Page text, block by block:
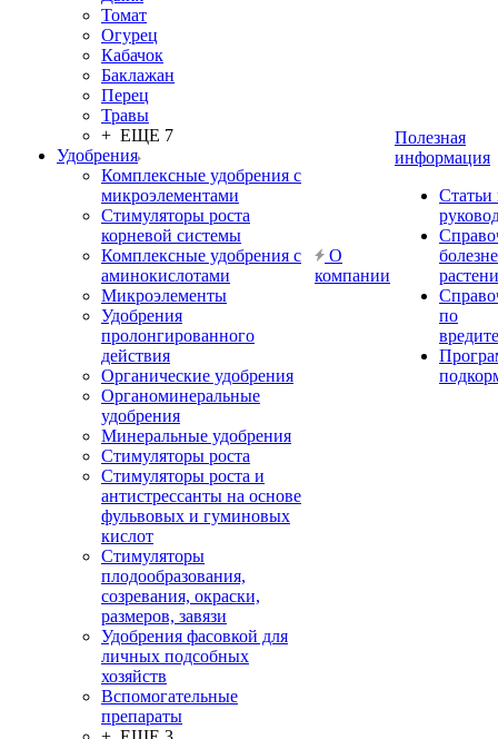
Томат
Огурец
Кабачок
Баклажан
Перец
Травы
+ ЕЩЕ 7
Удобрения
Комплексные удобрения с
микроэлементами
Стимуляторы роста
корневой системы
Комплексные удобрения с
аминокислотами
Микроэлементы
Удобрения
пролонгированного
действия
Органические удобрения
Органоминеральные
удобрения
Минеральные удобрения
Стимуляторы роста
Стимуляторы роста и
антистрессанты на основе
фульвовых и гуминовых
кислот
Стимуляторы
плодообразования,
созревания, окраски,
размеров, завязи
Удобрения фасовкой для
личных подсобных
хозяйств
Вспомогательные
препараты
О
компании
Полезная
информация
Статьи
по